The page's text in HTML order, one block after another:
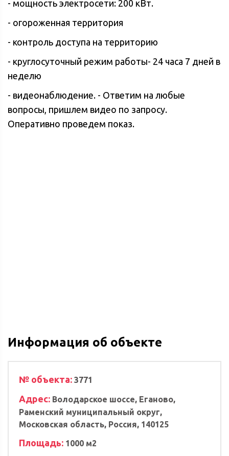
- мощность электросети: 200 кВт.
- огороженная территория
- контроль доступа на территорию
- круглосуточный режим работы- 24 часа 7 дней в
неделю
- видеонаблюдение. - Ответим на любые
вопросы, пришлем видео по запросу.
Оперативно проведем показ.
Информация об объекте
№ объекта: 3771
Адрес: Володарское шоссе, Еганово,
Раменский муниципальный округ,
Московская область, Россия, 140125
Площадь: 1000 м2